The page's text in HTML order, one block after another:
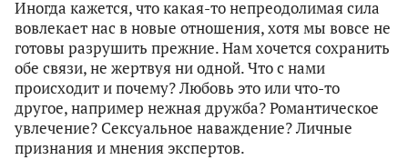
Иногда кажется, что какая-то непреодолимая сила
вовлекает нас в новые отношения, хотя мы вовсе не
готовы разрушить прежние. Нам хочется сохранить
обе связи, не жертвуя ни одной. Что с нами
происходит и почему? Любовь это или что-то
другое, например нежная дружба? Романтическое
увлечение? Сексуальное наваждение? Личные
признания и мнения экспертов.